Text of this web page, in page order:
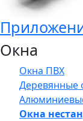
Окна
Окна ПВХ
Деревянные
Окна